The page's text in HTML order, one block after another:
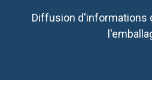
Diffusion d'informations